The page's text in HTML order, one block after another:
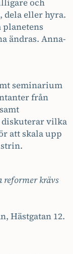
och
dela eller hyra.
ändras. Anna-
seminarium
från
vilka
att skala upp
reformer krävs
Hästgatan 12.